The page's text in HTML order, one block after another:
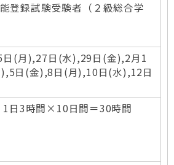
登録試験受験者（２級総合学
日(月),27日(水),29日(金),2月1
日(金),8日(月),10日(水)​,12日
日3時間×10日間＝30時間